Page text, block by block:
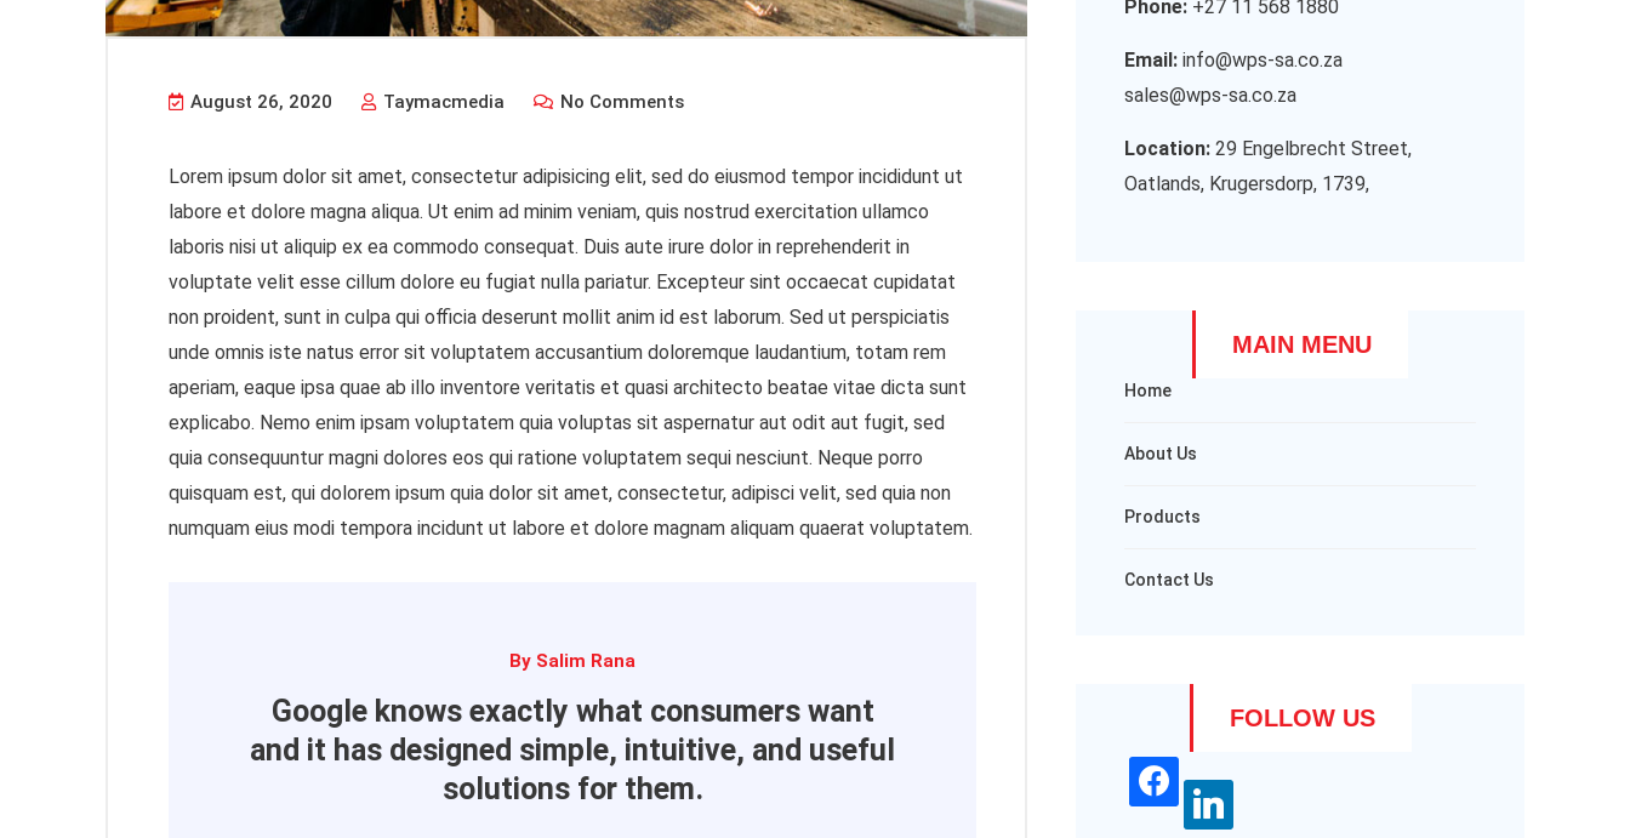
August 26, 2020 Taymacmedia No Comments
Lorem ipsum dolor sit amet, consectetur adipisicing elit, sed do eiusmod tempor incididunt ut
labore et dolore magna aliqua. Ut enim ad minim veniam, quis nostrud exercitation ullamco
laboris nisi ut aliquip ex ea commodo consequat. Duis aute irure dolor in reprehenderit in
voluptate velit esse cillum dolore eu fugiat nulla pariatur. Excepteur sint occaecat cupidatat
non proident, sunt in culpa qui officia deserunt mollit anim id est laborum. Sed ut perspiciatis
unde omnis iste natus error sit voluptatem accusantium doloremque laudantium, totam rem
aperiam, eaque ipsa quae ab illo inventore veritatis et quasi architecto beatae vitae dicta sunt
explicabo. Nemo enim ipsam voluptatem quia voluptas sit aspernatur aut odit aut fugit, sed
quia consequuntur magni dolores eos qui ratione voluptatem sequi nesciunt. Neque porro
quisquam est, qui dolorem ipsum quia dolor sit amet, consectetur, adipisci velit, sed quia non
numquam eius modi tempora incidunt ut labore et dolore magnam aliquam quaerat voluptatem.
By Salim Rana
Google knows exactly what consumers want
and it has designed simple, intuitive, and useful
solutions for them.
Phone: +27 11 568 1880
Email: info@wps-sa.co.za
sales@wps-sa.co.za
Location: 29 Engelbrecht Street,
Oatlands, Krugersdorp, 1739,
MAIN MENU
Home
About Us
Products
Contact Us
FOLLOW US